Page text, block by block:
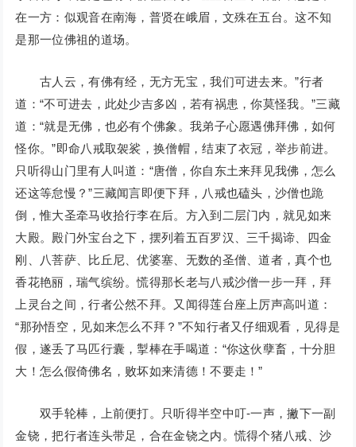
在一方：似观音在南海，普贤在峨眉，文殊在五台。这不知
是那一位佛祖的道场。
古人云，有佛有经，无方无宝，我们可进去来。”行者
道：“不可进去，此处少吉多凶，若有祸患，你莫怪我。”三藏
道：“就是无佛，也必有个佛象。我弟子心愿遇佛拜佛，如何
怪你。”即命八戒取袈裟，换僧帽，结束了衣冠，举步前进。
只听得山门里有人叫道：“唐僧，你自东土来拜见我佛，怎么
还这等怠慢？”三藏闻言即便下拜，八戒也磕头，沙僧也跪
倒，惟大圣牵马收拾行李在后。方入到二层门内，就见如来
大殿。殿门外宝台之下，摆列着五百罗汉、三千揭谛、四金
刚、八菩萨、比丘尼、优婆塞、无数的圣僧、道者，真个也
香花艳丽，瑞气缤纷。慌得那长老与八戒沙僧一步一拜，拜
上灵台之间，行者公然不拜。又闻得莲台座上厉声高叫道：
“那孙悟空，见如来怎么不拜？”不知行者又仔细观看，见得是
假，遂丢了马匹行囊，掣棒在手喝道：“你这伙孽畜，十分胆
大！怎么假倚佛名，败坏如来清德！不要走！”
双手轮棒，上前便打。只听得半空中叮-一声，撇下一副
金铙，把行者连头带足，合在金铙之内。慌得个猪八戒、沙